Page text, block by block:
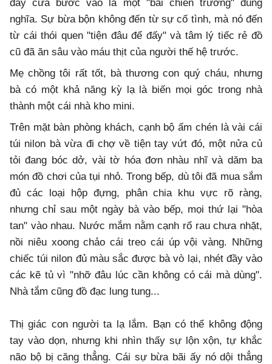
đẩy cửa bước vào là một "bãi chiến trường" đúng
nghĩa. Sự bừa bộn không đến từ sự cố tình, mà nó đến
từ cái thói quen "tiện đâu để đấy" và tâm lý tiếc rẻ đồ
cũ đã ăn sâu vào máu thịt của người thế hệ trước.
Mẹ chồng tôi rất tốt, bà thương con quý cháu, nhưng
bà có một khả năng kỳ lạ là biến mọi góc trong nhà
thành một cái nhà kho mini.
Trên mặt bàn phòng khách, cạnh bộ ấm chén là vài cái
túi nilon bà vừa đi chợ về tiện tay vứt đó, một nửa củ
tỏi đang bóc dở, vài tờ hóa đơn nhàu nhĩ và dăm ba
món đồ chơi của tụi nhỏ. Trong bếp, dù tôi đã mua sắm
đủ các loại hộp đựng, phân chia khu vực rõ ràng,
nhưng chỉ sau một ngày bà vào bếp, mọi thứ lại "hòa
tan" vào nhau. Nước mắm nằm cạnh rổ rau chưa nhặt,
nồi niêu xoong chảo cái treo cái úp vội vàng. Những
chiếc túi nilon đủ màu sắc được bà vò lại, nhét đầy vào
các kẽ tủ vì "nhỡ đâu lúc cần không có cái mà dùng".
Nhà tắm cũng đồ đạc lung tung...
Thị giác con người ta lạ lắm. Bạn có thể không động
tay vào dọn, nhưng khi nhìn thấy sự lộn xộn, tự khắc
não bộ bị căng thẳng. Cái sự bừa bãi ấy nó dội thẳng